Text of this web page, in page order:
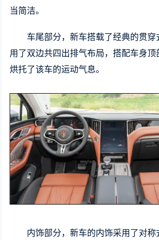
当简洁。
车尾部分，新车搭载了经典的贯穿
用了双边共四出排气布局，搭配车身顶
烘托了该车的运动气息。
内饰部分，新车的内饰采用了对称